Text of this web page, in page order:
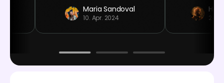
Maria Sandoval
10. Apr. 2024 24.